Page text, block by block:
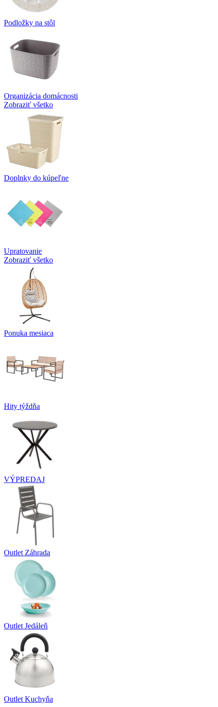
Podložky na stôl
Organizácia domácnosti
Zobraziť všetko
Doplnky do kúpeľne
Upratovanie
Zobraziť všetko
Ponuka mesiaca
Hity týždňa
VÝPREDAJ
Outlet Záhrada
Outlet Jedáleň
Outlet Kuchyňa